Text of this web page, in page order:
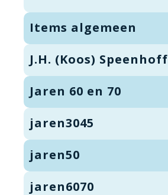
Items algemeen
J.H. (Koos) Speenhoff
Jaren 60 en 70
jaren3045
jaren50
jaren6070